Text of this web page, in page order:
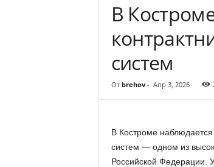
В
систем
От brehov- Апр 3, 2026
В Костроме
систем — одном из
Российской Федерации.